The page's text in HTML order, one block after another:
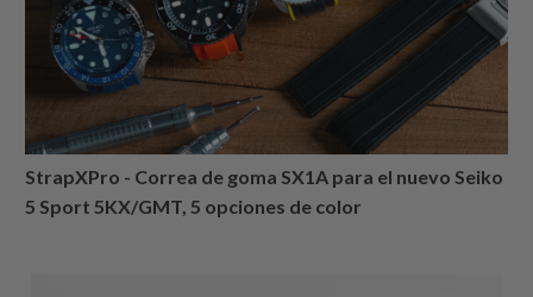
StrapXPro - Correa de goma SX1A para el nuevo Seiko
5 Sport 5KX/GMT, 5 opciones de color